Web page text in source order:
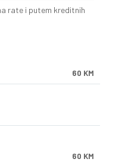
rate i putem kreditnih
60 KM
60 KM